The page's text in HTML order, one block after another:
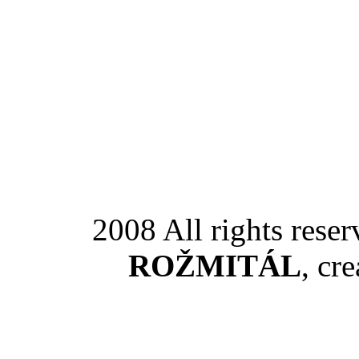
2008 All rights
ROŽMITÁL,